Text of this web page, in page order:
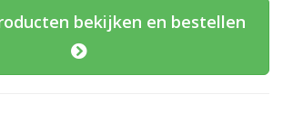
bekijken en bestellen